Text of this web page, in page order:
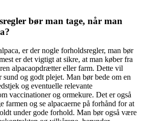
bør man tage, når man
er der nogle forholdsregler, man bør
er det vigtigt at sikre, at man køber fra
alpacaopdrætter eller farm. Dette vil
sund og godt plejet. Man bør bede om en
og eventuelle relevante
vaccinationer og ormekure. Det er også
farmen og se alpacaerne på forhånd for at
under gode forhold. Man bør også være